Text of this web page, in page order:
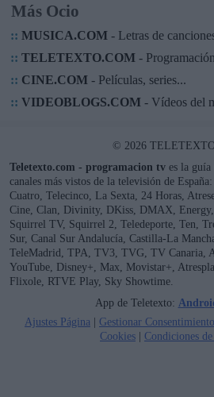
Más Ocio
:: MUSICA.COM- Letras de
:: TELETEXTO.COM-
:: CINE.COM- Películas, series...
:: VIDEOBLOGS.COM- Vídeos del
© 2026
Teletexto.com - programacion tv es la guía
canales más vistos de la televisión de
Cuatro, Telecinco, La Sexta, 24 Horas,
Cine, Clan, Divinity, DKiss, DMAX,
Squirrel TV, Squirrel 2, Teledeporte, Ten,
Sur, Canal Sur Andalucía, Castilla-La
TeleMadrid, TPA, TV3, TVG, TV Canaria,
YouTube, Disney+, Max, Movistar+,
Flixole, RTVE Play, Sky Showtime.
App de Teletexto:
Ajustes Página | Gestionar Consentimiento
Cookies | Condiciones